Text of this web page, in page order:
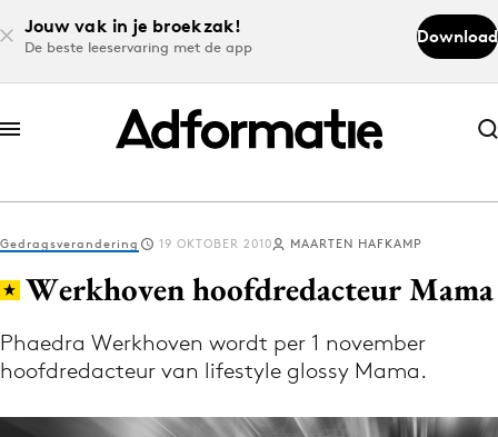
Jouw vak in je broekzak!
De beste leeservaring met de app
Download
Abonneer nu
Abonneer nu
Log in
Download de app
Volg het laatste nieuws via de Adformatie
Gedragsverandering 19 OKTOBER 2010 MAARTEN HAFKAMP
Werkhoven hoofdredacteur Mama
Phaedra Werkhoven wordt per 1 november
hoofdredacteur van lifestyle glossy Mama.